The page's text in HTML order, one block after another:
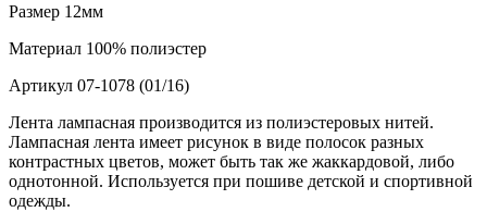
Размер 12мм
Материал 100% полиэстер
Артикул 07-1078 (01/16)
Лента лампасная производится из полиэстеровых нитей.
Лампасная лента имеет рисунок в виде полосок разных
контрастных цветов, может быть так же жаккардовой, либо
однотонной. Используется при пошиве детской и спортивной
одежды.